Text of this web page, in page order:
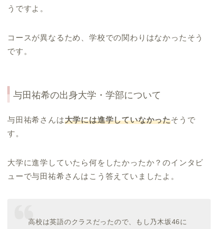
うですよ。
コースが異なるため、学校での関わりはなかったそう
です。
与田祐希の出身大学・学部について
与田祐希さんは大学には進学していなかったそうで
す。
大学に進学していたら何をしたかったか？のインタビ
ューで与田祐希さんはこう答えていましたよ。
高校は英語のクラスだったので、もし乃木坂46に